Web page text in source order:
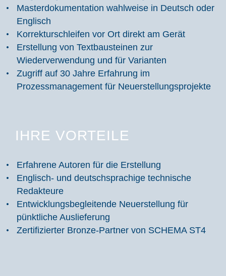
Masterdokumentation wahlweise in Deutsch oder
Englisch
Korrekturschleifen vor Ort direkt am Gerät
Erstellung von Textbausteinen zur
Wiederverwendung und für Varianten
Zugriff auf 30 Jahre Erfahrung im
Prozessmanagement für Neuerstellungsprojekte
IHRE VORTEILE
Erfahrene Autoren für die Erstellung
Englisch- und deutschsprachige technische
Redakteure
Entwicklungsbegleitende Neuerstellung für
pünktliche Auslieferung
Zertifizierter Bronze-Partner von SCHEMA ST4